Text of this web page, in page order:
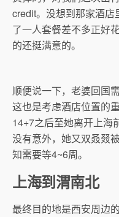
credit。没想到那家酒
了一人套餐差不多正好
的还挺满意的。
顺便说一下，老婆回国
这也是考虑酒店位置的
14+7之后至她离开上海
没有意外，她又双叒叕
知需要等4~6周。
上海到渭南北
最终目的地是西安周边